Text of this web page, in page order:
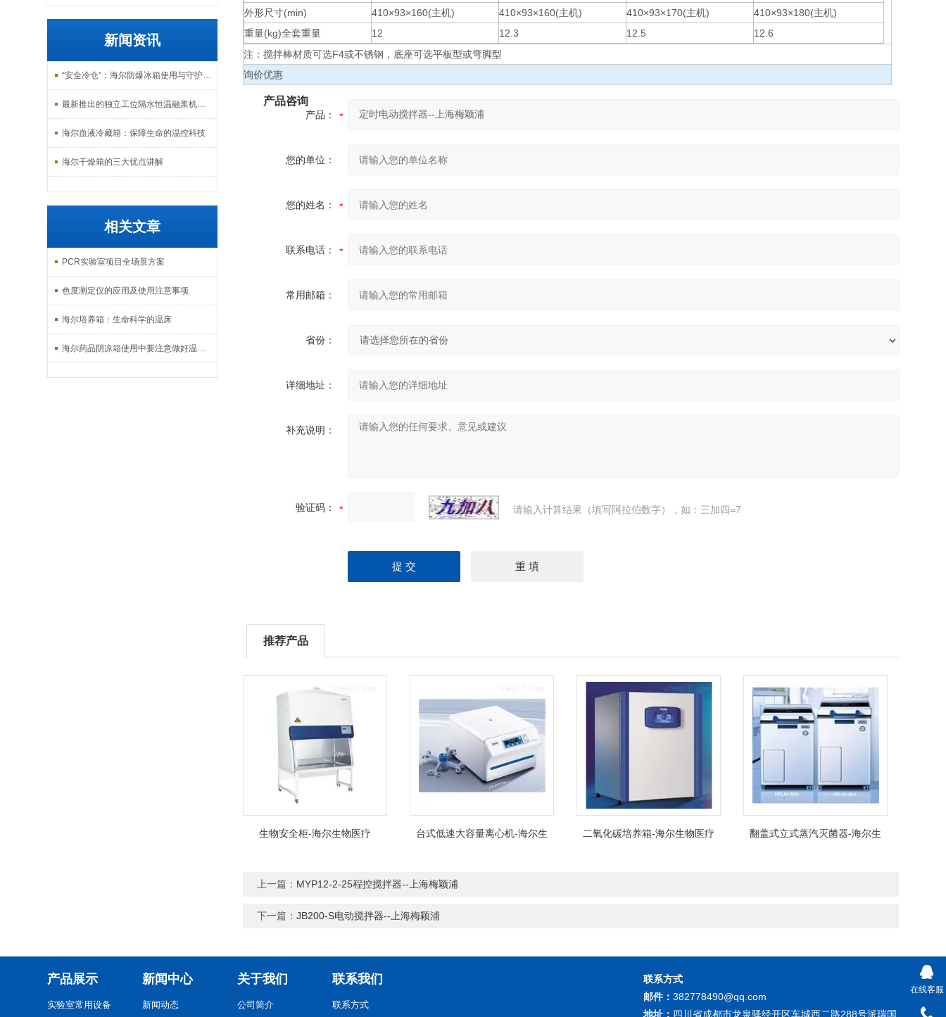
新闻资讯
“安全冷仓”：海尔防爆冰箱使用与守护指南
最新推出的独立工位隔水恒温融浆机产品系列
海尔血液冷藏箱：保障生命的温控科技
海尔干燥箱的三大优点讲解
相关文章
PCR实验室项目全场景方案
色度测定仪的应用及使用注意事项
海尔培养箱：生命科学的温床
海尔药品阴凉箱使用中要注意做好温度设置
外形尺寸(min)
410×93×160(主机) 410×93×160(主机) 410×93×170(主机)
410×93×180(主机)
重量(kg)全套重量
12 12.3 12.5
12.6
注：搅拌棒材质可选F4或不锈钢，底座可选平板型或弯脚型
询价优惠
产品咨询
产品：
您的单位：
您的姓名：
联系电话：
常用邮箱：
省份：
详细地址：
补充说明：
验证码： 请输入计算结果（填写阿拉伯数字），如：三加四=7
推荐产品
生物安全柜-海尔生物医疗
台式低速大容量离心机-海尔生
二氧化碳培养箱-海尔生物医疗
翻盖式立式蒸汽灭菌器-海尔生
上一篇： MYP12-2-25程控搅拌器--上海梅颖浦
下一篇：JB200-S电动搅拌器--上海梅颖浦
产品展示
实验室常用设备
新闻中心
新闻动态
关于我们
公司简介
联系我们
联系方式
联系方式
邮件： 382778490@qq.com
地址： 四川省成都市龙泉驿经开区车城西二路288号派瑞国
在线客服